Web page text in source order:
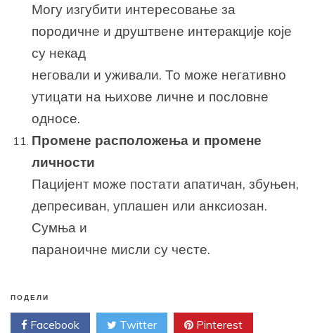
Могу изгубити интересовање за
породичне и друштвене интеракције које
су некад
неговали и уживали. То може негативно
утицати на њихове личне и пословне
односе.
Промене расположења и промене
личности
Пацијент може постати апатичан, збуњен,
депресиван, уплашен или анксиозан.
Сумња и
параноичне мисли су честе.
ПОДЕЛИ
Facebook Twitter Pinterest